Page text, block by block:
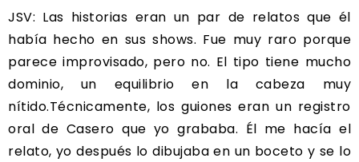
JSV: Las historias eran un par de relatos que él
había hecho en sus shows. Fue muy raro porque
parece improvisado, pero no. El tipo tiene mucho
dominio, un equilibrio en la cabeza muy
nítido.Técnicamente, los guiones eran un registro
oral de Casero que yo grababa. Él me hacía el
relato, yo después lo dibujaba en un boceto y se lo